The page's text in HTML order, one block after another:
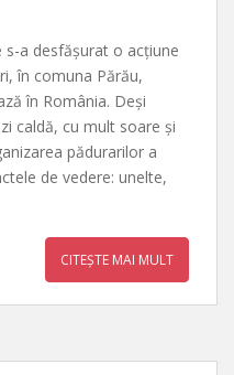
a desfășurat o acțiune
în comuna Părău,
în România. Deși
caldă, cu mult soare și
pădurarilor a
de vedere: unelte,
CITEȘTE MAI MULT